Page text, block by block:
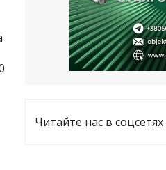
«ТЦК нарушает
платят!» Как
женщину сняли
15.05.2026
Читайте нас в соцсетях